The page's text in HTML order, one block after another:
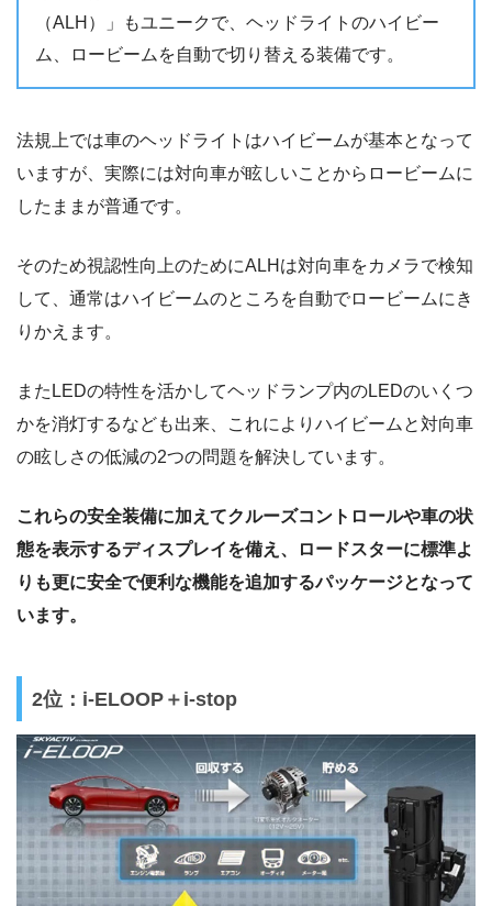
（ALH）」もユニークで、ヘッドライトのハイビー
ム、ロービームを自動で切り替える装備です。
法規上では車のヘッドライトはハイビームが基本となって
いますが、実際には対向車が眩しいことからロービームに
したままが普通です。
そのため視認性向上のためにALHは対向車をカメラで検知
して、通常はハイビームのところを自動でロービームにき
りかえます。
またLEDの特性を活かしてヘッドランプ内のLEDのいくつ
かを消灯するなども出来、これによりハイビームと対向車
の眩しさの低減の2つの問題を解決しています。
これらの安全装備に加えてクルーズコントロールや車の状
態を表示するディスプレイを備え、ロードスターに標準よ
りも更に安全で便利な機能を追加するパッケージとなって
います。
2位：i-ELOOP＋i-stop